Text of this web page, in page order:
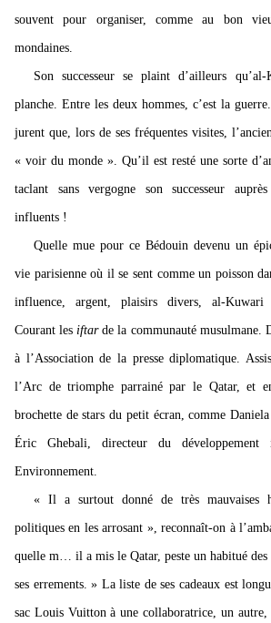
souvent pour organiser, comme au bon
mondaines.
Son successeur se plaint d’ailleurs
planche. Entre les deux hommes, c’est la
jurent que, lors de ses fréquentes visites,
« voir du monde ». Qu’il est resté une sorte
taclant sans vergogne son successeur
influents !
Quelle mue pour ce Bédouin devenu un
vie parisienne où il se sent comme un poisson
influence, argent, plaisirs divers, al-Kuwari
Courant les iftarde la communauté musulmane.
à l’Association de la presse diplomatique.
l’Arc de triomphe parrainé par le Qatar, et
brochette de stars du petit écran, comme
Éric Ghebali, directeur du développement
Environnement.
« Il a surtout donné de très mauvaises
politiques en les arrosant », reconnaît-on à
quelle m… il a mis le Qatar, peste un habitué
ses errements. » La liste de ses cadeaux est
sac Louis Vuitton à une collaboratrice, un